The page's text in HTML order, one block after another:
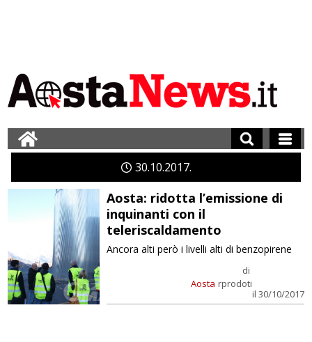
30 10 2017
Aosta: ridotta l’emissione di
inquinanti con il
teleriscaldamento
Aosta
di
rprodoti
il 30/10/2017
Ancora alti però i livelli alti di benzopirene